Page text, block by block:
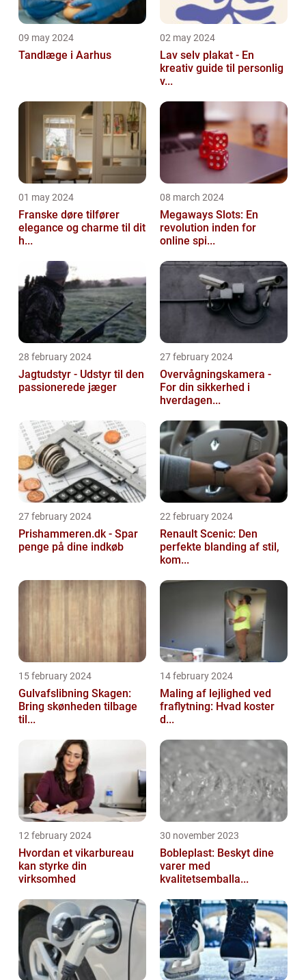
09 may 2024
Tandlæge i Aarhus
02 may 2024
Lav selv plakat - En
kreativ guide til personlig
v...
01 may 2024
Franske døre tilfører
elegance og charme til dit
h...
08 march 2024
Megaways Slots: En
revolution inden for
online spi...
28 february 2024
Jagtudstyr - Udstyr til den
passionerede jæger
27 february 2024
Overvågningskamera -
For din sikkerhed i
hverdagen...
27 february 2024
Prishammeren.dk - Spar
penge på dine indkøb
22 february 2024
Renault Scenic: Den
perfekte blanding af stil,
kom...
15 february 2024
Gulvafslibning Skagen:
Bring skønheden tilbage
til...
14 february 2024
Maling af lejlighed ved
fraflytning: Hvad koster
d...
12 february 2024
Hvordan et vikarbureau
kan styrke din
virksomhed
30 november 2023
Bobleplast: Beskyt dine
varer med
kvalitetsemballa...